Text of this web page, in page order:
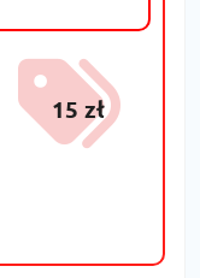
15 zł